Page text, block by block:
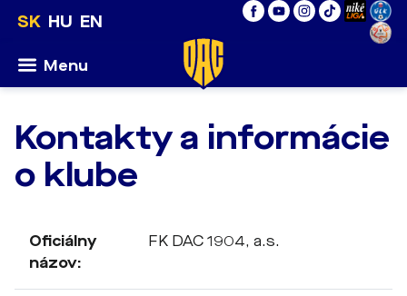
SK HU EN
Menu
Kontakty a informácie
o klube
Oficiálny
názov:
FK DAC 1904, a.s.